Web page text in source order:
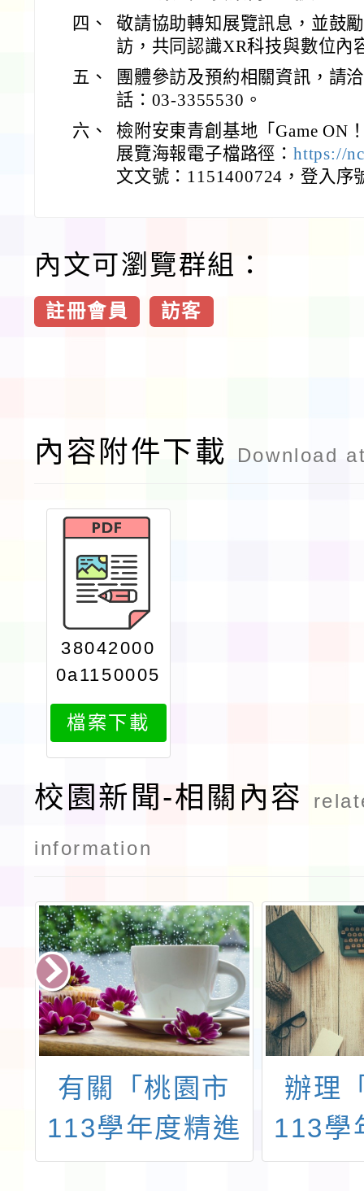
四、
敬請協助轉知展覽訊息，並鼓
訪，共同認識XR科技與數位內
五、
團體參訪及預約相關資訊，請
話：03-3355530。
六、
檢附安東青創基地「Game ON
展覽海報電子檔路徑：https://
文文號：1151400724，登入序
內文可瀏覽群組：
註冊會員 訪客
內容附件下載 Download
38042000
0a1150005
276print
檔案下載
校園新聞-相關內容
information
有關「桃園市
113學年度精進
國民中小學教師
辦理
113學
學期